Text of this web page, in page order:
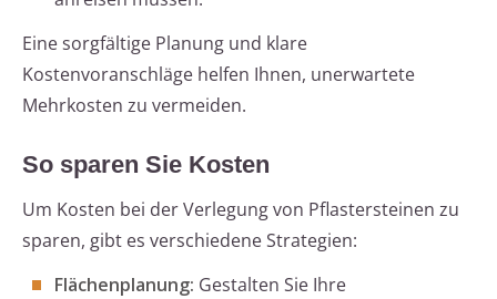
Eine sorgfältige Planung und klare
Kostenvoranschläge helfen Ihnen, unerwartete
Mehrkosten zu vermeiden.
So sparen Sie Kosten
Um Kosten bei der Verlegung von Pflastersteinen zu
sparen, gibt es verschiedene Strategien:
Flächenplanung: Gestalten Sie Ihre